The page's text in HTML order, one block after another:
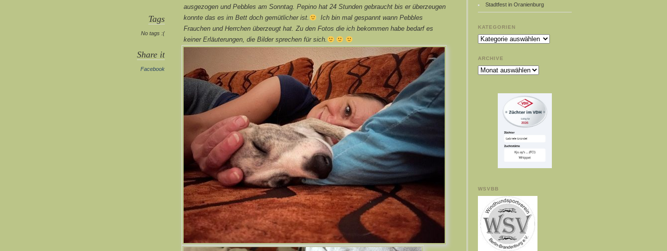
Tags
No tags :(
Share it
Facebook
ausgezogen und Pebbles am Sonntag. Pepino hat 24 Stunden gebraucht bis er überzeugen
konnte das es im Bett doch gemütlicher ist.
Ich bin mal gespannt wann Pebbles
Frauchen und Herrchen überzeugt hat. Zu den Fotos die ich bekommen habe bedarf es
keiner Erläuterungen, die Bilder sprechen für sich.
Stadtfest in Oranienburg
KATEGORIEN
Kategorien
ARCHIVE
Archive
WSVBB